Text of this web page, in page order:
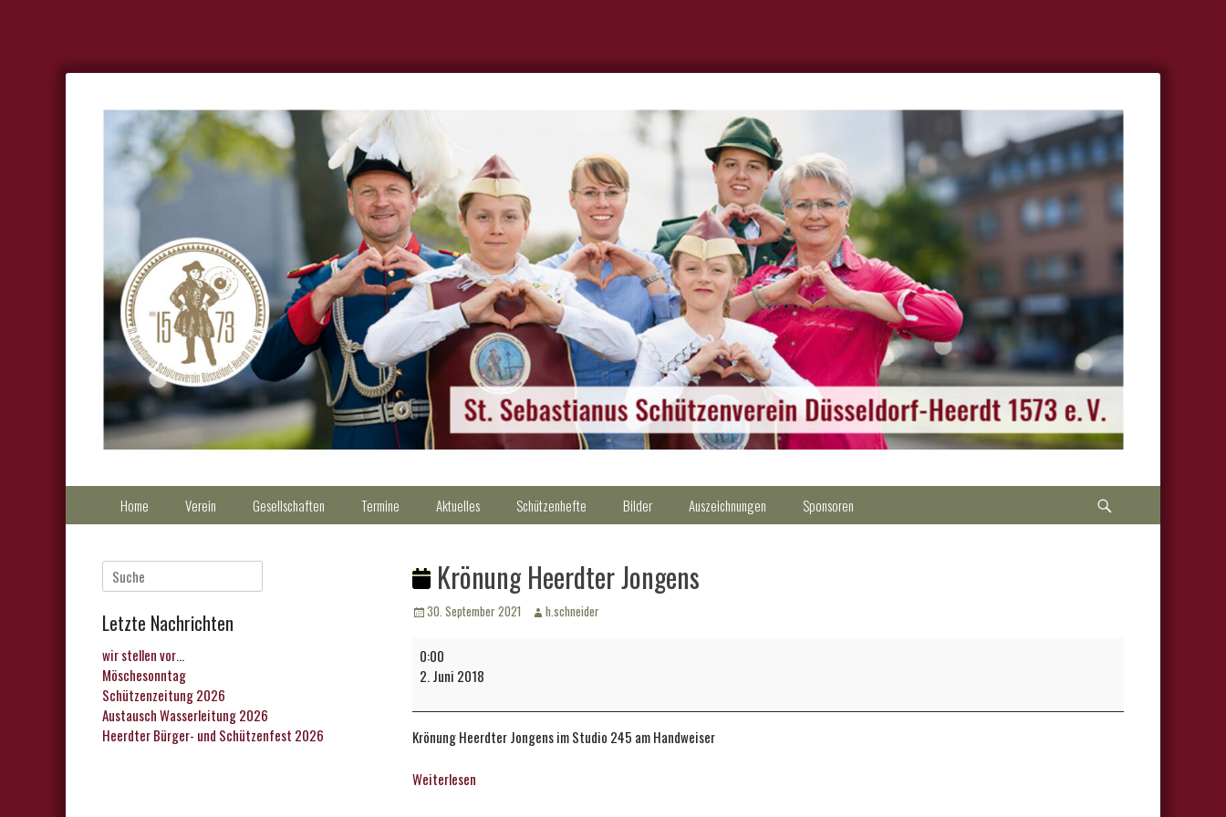
Primärmenu
Home Verein Gesellschaften Termine Aktuelles Schützenhefte Bilder Auszeichnungen Sponsoren
Krönung Heerdter Jongens
Veröffentlicht
30. September 2021 Autorh.schneider
Krönung
Heerdter
Jongens
0:00
2. Juni 2018
Krönung Heerdter Jongens im Studio 245 am Handweiser
Weiterlesen
Suche
nach:
Letzte Nachrichten
wir stellen vor…
Möschesonntag
Schützenzeitung 2026
Austausch Wasserleitung 2026
Heerdter Bürger- und Schützenfest 2026